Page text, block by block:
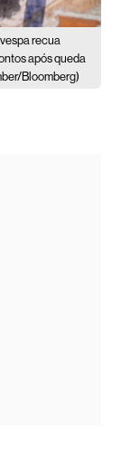
recua
após queda
Bloomberg)